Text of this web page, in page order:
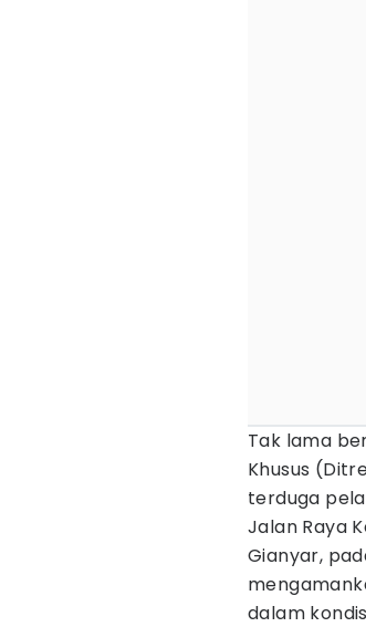
Tak lama
Khusus
terduga
Jalan Raya
Gianyar,
dalam